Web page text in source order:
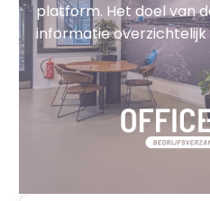
platform. Het doel van
informatie
geven, waarbij de
tot actie.